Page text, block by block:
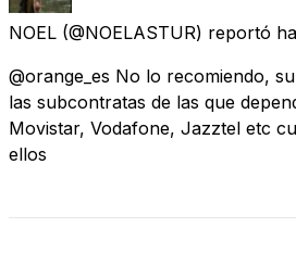
NOEL (@NOELASTUR) reportó
@orange_es No lo recomiendo,
las subcontratas de las que
Movistar, Vodafone, Jazztel etc
ellos